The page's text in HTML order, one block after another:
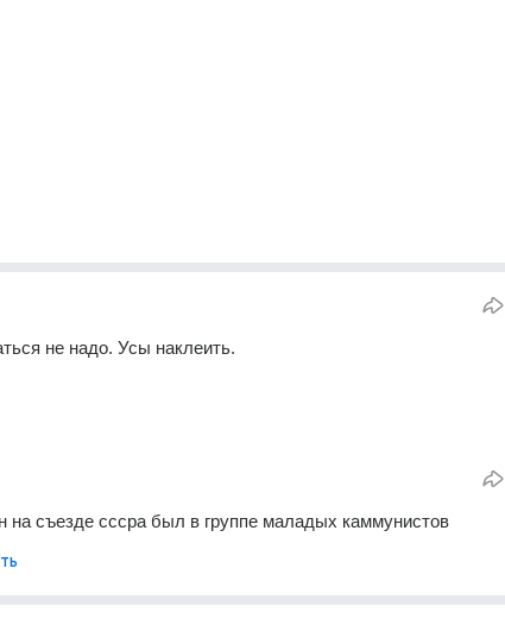
не надо. Усы наклеить.
на съезде сссра был в группе маладых каммунистов